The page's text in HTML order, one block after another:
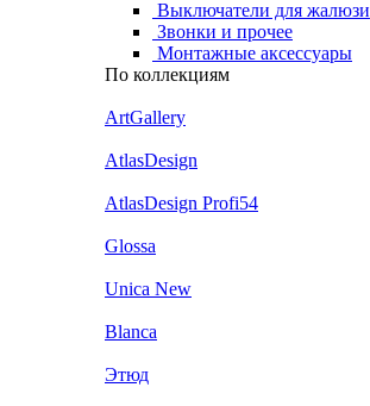
Выключатели для жалюзи
Звонки и прочее
Монтажные аксессуары
По коллекциям
ArtGallery
AtlasDesign
AtlasDesign Profi54
Glossa
Unica New
Blanca
Этюд